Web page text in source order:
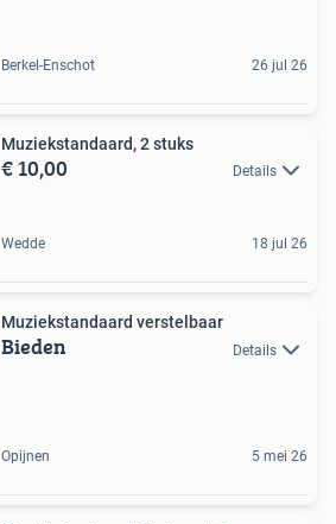
Berkel-Enschot 26 jul 26
Muziekstandaard, 2 stuks
€ 10,00 Details
Wedde 18 jul 26
Muziekstandaard verstelbaar
Bieden Details
Opijnen 5 mei 26